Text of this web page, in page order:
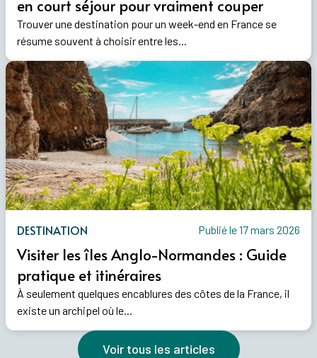
en court séjour pour vraiment couper
Trouver une destination pour un week-end en France se
résume souvent à choisir entre les...
DESTINATION Publié le 17 mars 2026
Visiter les îles Anglo-Normandes : Guide
pratique et itinéraires
À seulement quelques encablures des côtes de la France, il
existe un archipel où le...
Voir tous les articles